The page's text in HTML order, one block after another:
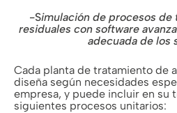
-Simulación de procesos de
residuales con software
adecuada de los
Cada planta de tratamiento de
diseña según necesidades
empresa, y puede incluir en su
siguientes procesos unitarios: